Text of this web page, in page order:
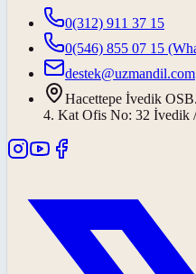
0(312) 911 37 15
0(546) 855 07 15
destek@uzmandil.com
Hacettepe İvedik
4. Kat Ofis No: 32